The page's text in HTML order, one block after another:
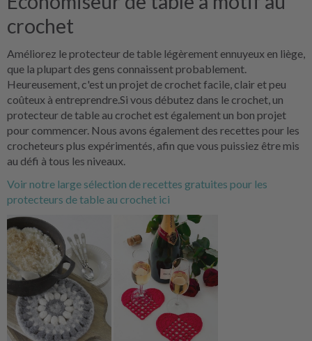
crochet
Améliorez le protecteur de table légèrement ennuyeux en liège,
que la plupart des gens connaissent probablement.
Heureusement, c'est un projet de crochet facile, clair et peu
coûteux à entreprendre.Si vous débutez dans le crochet, un
protecteur de table au crochet est également un bon projet
pour commencer. Nous avons également des recettes pour les
crocheteurs plus expérimentés, afin que vous puissiez être mis
au défi à tous les niveaux.
Voir notre large sélection de recettes gratuites pour les
protecteurs de table au crochet ici